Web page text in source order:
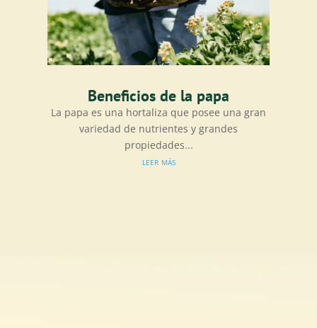
Beneficios de la papa
La papa es una hortaliza que posee una gran
variedad de nutrientes y grandes
propiedades...
leer más